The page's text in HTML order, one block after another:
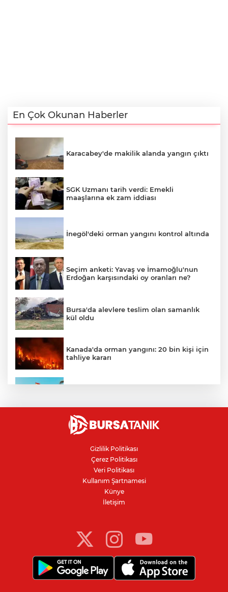
En Çok Okunan Haberler
Karacabey'de makilik alanda yangın çıktı
SGK Uzmanı tarih verdi: Emekli
maaşlarına ek zam iddiası
İnegöl'deki orman yangını kontrol altında
Seçim anketi: Yavaş ve İmamoğlu'nun
Erdoğan karşısındaki oy oranları ne?
Bursa'da alevlere teslim olan samanlık
kül oldu
Kanada'da orman yangını: 20 bin kişi için
tahliye kararı
Karacabey Belediyespor'dan
Bursaspor'un gençlerine 5 yıllık imza
Kanser teşhisinde doğru görüntüleme
hayat kurtarıyor
Bursa'da parkta sıra dışı buluşma: Tilki,
Gizlilik Politikası
Çerez Politikası
Veri Politikası
Kullanım Şartnamesi
Künye
İletişim